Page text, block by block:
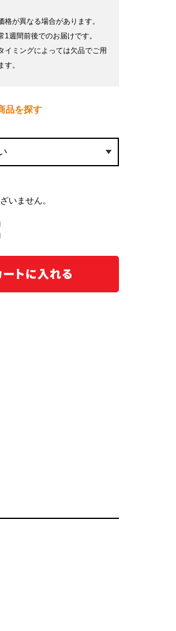
格が異なる場合があります。
1週間前後でのお届けです。
イミングによっては欠品でご用
。
品を探す
いません。